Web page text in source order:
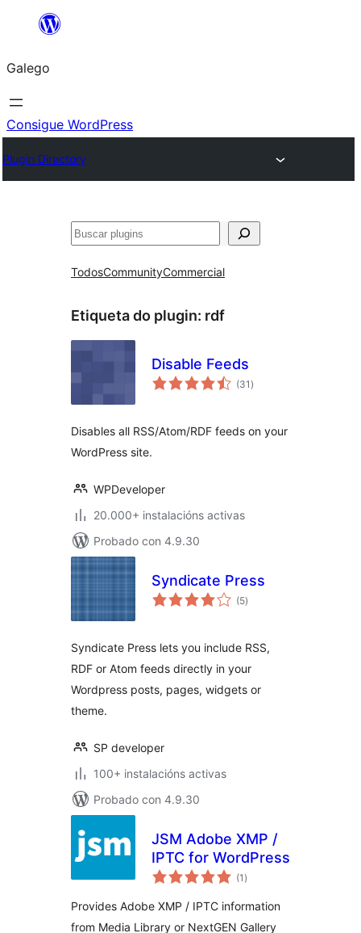
Saltar
contido
Galego
Consigue WordPress
Plugin Directory
Buscar
TodosCommunityCommercial
Etiqueta do plugin: rdf
Disable Feeds
(31 valoracións
totais
)
Disables all RSS/Atom/RDF feeds on your
WordPress site.
WPDeveloper
20.000+ instalacións activas
Probado con 4.9.30
Syndicate Press
(5valoracións
totais
)
Syndicate Press lets you include RSS,
RDF or Atom feeds directly in your
Wordpress posts, pages, widgets or
theme.
SP developer
100+ instalacións activas
Probado con 4.9.30
JSM Adobe XMP /
IPTC for WordPress
(1 valoracións
totais
)
Provides Adobe XMP / IPTC information
from Media Library or NextGEN Gallery